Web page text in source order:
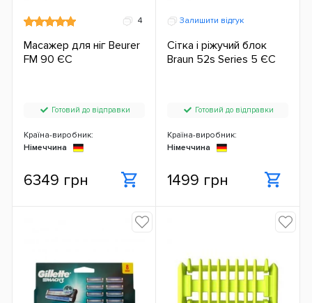
4
Масажер для ніг Beurer
FM 90 ЄС
Готовий до відправки
Країна-виробник:
Німеччина
6349 грн
Залишити відгук
Сітка і ріжучий блок
Braun 52s Series 5 ЄС
Готовий до відправки
Країна-виробник:
Німеччина
1499 грн